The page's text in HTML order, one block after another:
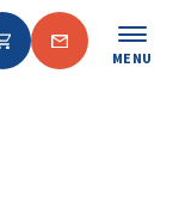
MENU